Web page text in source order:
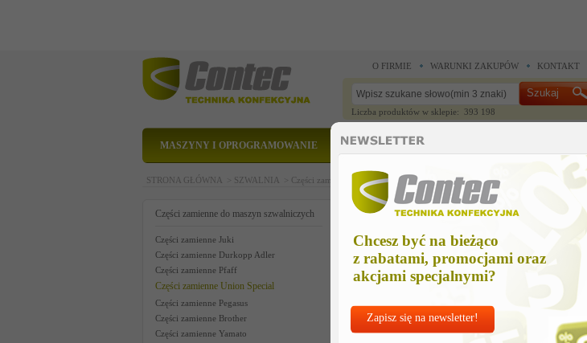
Chcesz być na bieżąco
z rabatami, promocjami oraz
akcjami specjalnymi?
Zapisz się na newsletter!
O FIRMIE WARUNKI ZAKUPÓW KONTAKT
Liczba produktów w sklepie: 393 198
MASZYNY I OPROGRAMOWANIE CZĘŚCI ZAMIENNE
STRONA GŁÓWNA > SZWALNIA > Części zamienne do maszyn szwalniczych >Części zamienne Union Special >
Części zamienne do maszyn szwalniczych
Części zamienne Juki
Części zamienne Durkopp Adler
Części zamienne Pfaff
Części zamienne Union Special
Części zamienne Pegasus
Części zamienne Brother
Części zamienne Yamato
pusher assm kit us